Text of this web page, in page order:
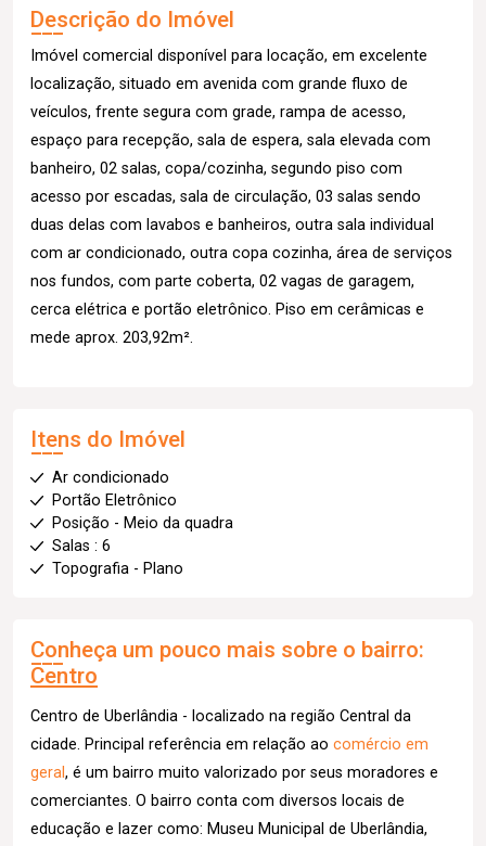
Descrição do Imóvel
Imóvel comercial disponível para locação, em excelente
localização, situado em avenida com grande fluxo de
veículos, frente segura com grade, rampa de acesso,
espaço para recepção, sala de espera, sala elevada com
banheiro, 02 salas, copa/cozinha, segundo piso com
acesso por escadas, sala de circulação, 03 salas sendo
duas delas com lavabos e banheiros, outra sala individual
com ar condicionado, outra copa cozinha, área de serviços
nos fundos, com parte coberta, 02 vagas de garagem,
cerca elétrica e portão eletrônico. Piso em cerâmicas e
mede aprox. 203,92m².
Itens do Imóvel
Ar condicionado
Portão Eletrônico
Posição - Meio da quadra
Salas : 6
Topografia - Plano
Conheça um pouco mais sobre o bairro:
Centro
Centro de Uberlândia - localizado na região Central da
cidade. Principal referência em relação ao comércio em
geral, é um bairro muito valorizado por seus moradores e
comerciantes. O bairro conta com diversos locais de
educação e lazer como: Museu Municipal de Uberlândia,